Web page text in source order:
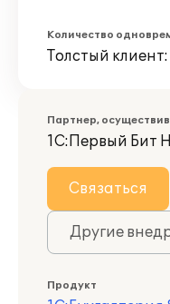
Количество
Толстый клиент:
Партнер,
1С:Первый Бит
Связаться
Другие
Продукт